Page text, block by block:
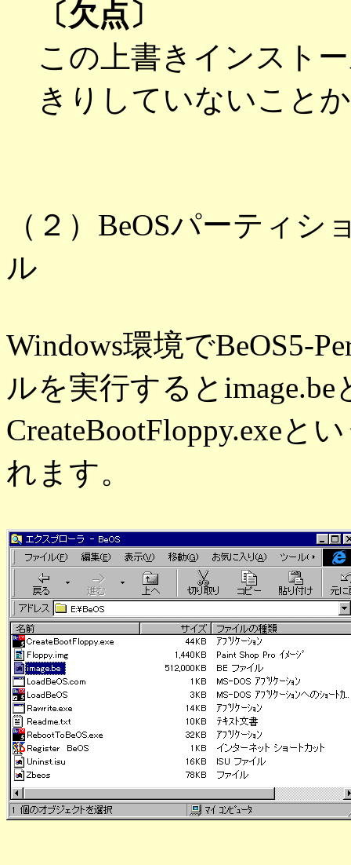
〔欠点〕
この上書きインスト
きりしていないこと
（２）BeOSパーティ
ル
Windows環境でBeOS5-
ルを実行すると
CreateBootFloppy.exeと
れます。